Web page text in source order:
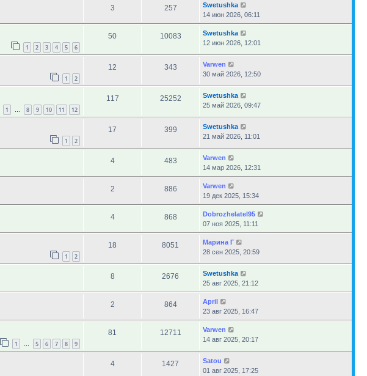
3 257
Swetushka
14 июн 2026, 06:11
1 2 3 4 5 6
50 10083
Swetushka
12 июн 2026, 12:01
1 2
12 343
Varwen
30 май 2026, 12:50
1 … 8 9 10 11 12
117 25252
Swetushka
25 май 2026, 09:47
1 2
17 399
Swetushka
21 май 2026, 11:01
4 483
Varwen
14 мар 2026, 12:31
2 886
Varwen
19 дек 2025, 15:34
4 868
Dobrozhelatel95
07 ноя 2025, 11:11
1 2
18 8051
Марина Г
28 сен 2025, 20:59
8 2676
Swetushka
25 авг 2025, 21:12
2 864
April
23 авг 2025, 16:47
1 … 5 6 7 8 9
81 12711
Varwen
14 авг 2025, 20:17
4 1427
Satou
01 авг 2025, 17:25